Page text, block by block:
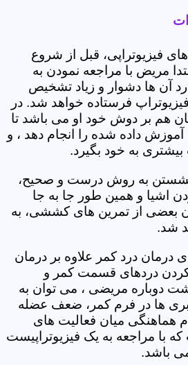
فیزیوتراپی، قبل از شروع
مریض با مراجعه نمودن به
آن ها دشوار و زیاد تشخیص
فرستاده خواهد شد. در
هم بر دوش خود او می باشد تا
داده شده را انجام دهد ، و
به خود بگیرد.
نشستن به روش درست و صحیح،
اشیا و همین طور جا به جا
بعضی از تمرین های کششی، به
شد.
درمان درد کمر علاوه بر درمان
کردن دردهای قسمت کمر و
دوباره مریضی ، می توان به
ها در فرم کمر، ضعف عضله
هماهنگی میان فعالیت های
با مراجعه به یک فیزیوتراپیست
باشد.